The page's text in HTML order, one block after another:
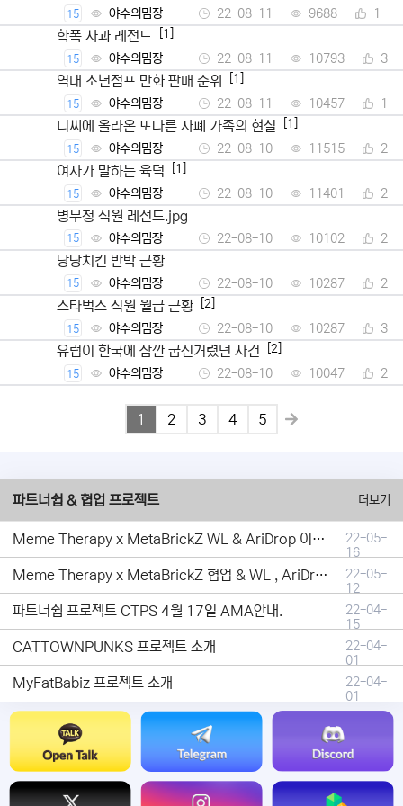
15 야수의밈장 22-08-11 9688 1
학폭 사과 레전드 [1]
15 야수의밈장 22-08-11 10793 3
역대 소년점프 만화 판매 순위 [1]
15 야수의밈장 22-08-11 10457 1
디씨에 올라온 또다른 자폐 가족의 현실 [1]
15 야수의밈장 22-08-10 11515 2
여자가 말하는 육덕 [1]
15 야수의밈장 22-08-10 11401 2
병무청 직원 레전드.jpg
15 야수의밈장 22-08-10 10102 2
당당치킨 반박 근황
15 야수의밈장 22-08-10 10287 2
스타벅스 직원 월급 근황 [2]
15 야수의밈장 22-08-10 10287 3
유럽이 한국에 잠깐 굽신거렸던 사건 [2]
15 야수의밈장 22-08-10 10047 2
1 2 3 4 5
파트너쉽 & 협업 프로젝트 더보기
Meme Therapy x MetaBrickZ WL & AriDrop 이벤트 결과안내!
22-05-
16
Meme Therapy x MetaBrickZ 협업 & WL , AriDrop 이벤트 안내
22-05-
12
파트너쉽 프로젝트 CTPS 4월 17일 AMA안내.
22-04-
15
CATTOWNPUNKS 프로젝트 소개
22-04-
01
MyFatBabiz 프로젝트 소개
22-04-
01